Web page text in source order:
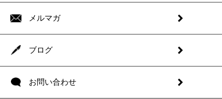
メルマガ
ブログ
お問い合わせ